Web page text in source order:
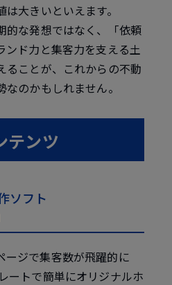
大きいといえます。
的な発想ではなく、「依頼
ンド力と集客力を支える土
ることが、これからの不動
のかもしれません。
テンツ
ソフト
ージで集客数が飛躍的に
ートで簡単にオリジナルホ